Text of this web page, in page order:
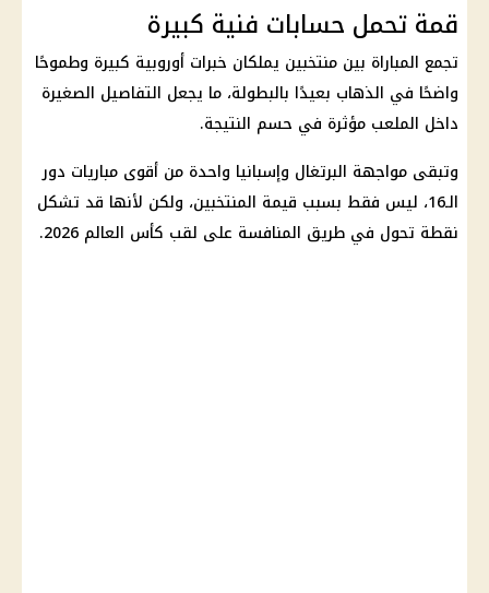
قمة تحمل حسابات فنية كبيرة
تجمع المباراة بين منتخبين يملكان خبرات أوروبية كبيرة وطموحًا
واضحًا في الذهاب بعيدًا بالبطولة، ما يجعل التفاصيل الصغيرة
داخل الملعب مؤثرة في حسم النتيجة.
وتبقى مواجهة البرتغال وإسبانيا واحدة من أقوى مباريات دور
الـ16، ليس فقط بسبب قيمة المنتخبين، ولكن لأنها قد تشكل
نقطة تحول في طريق المنافسة على لقب كأس العالم 2026 .